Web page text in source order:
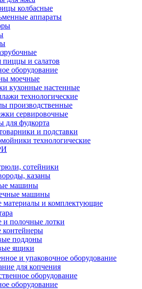
колбасные
аппараты
пиццы и салатов
оборудование
моечные
кухонные настенные
технологические
производственные
сервировочные
для фудкорта
и подставки
технологические
сотейники
казаны
машины
машины
материалы и комплектующие
и полочные лотки
поддоны
ящики
и упаковочное оборудование
для копчения
оборудование
оборудование